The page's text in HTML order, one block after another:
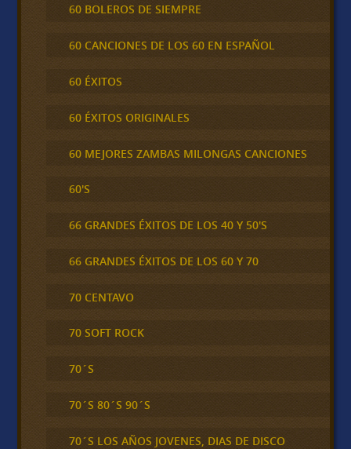
60 BOLEROS DE SIEMPRE
60 CANCIONES DE LOS 60 EN ESPAÑOL
60 ÉXITOS
60 ÉXITOS ORIGINALES
60 MEJORES ZAMBAS MILONGAS CANCIONES
60'S
66 GRANDES ÉXITOS DE LOS 40 Y 50'S
66 GRANDES ÉXITOS DE LOS 60 Y 70
70 CENTAVO
70 SOFT ROCK
70´S
70´S 80´S 90´S
70´S LOS AÑOS JOVENES, DIAS DE DISCO